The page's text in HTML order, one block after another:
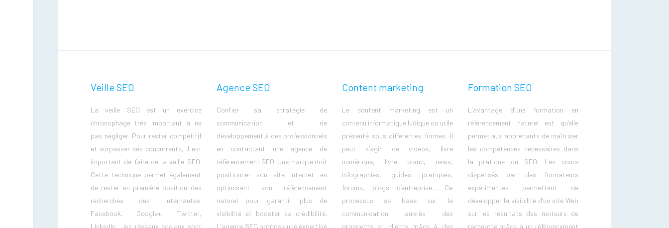
Veille SEO
La veille SEO est un exercice
chronophage très important à ne
pas négliger. Pour rester compétitif
et surpasser ses concurrents, il est
important de faire de la veille SEO.
Cette technique permet également
de rester en première position des
recherches des internautes.
Facebook, Google+, Twitter,
LinkedIn… les réseaux sociaux sont
Agence SEO
Confier sa stratégie de
communication et de
développement à des professionnels
en contactant une agence de
référencement SEO. Une marque doit
positionner son site Internet en
optimisant son référencement
naturel pour garantir plus de
visibilité et booster sa crédibilité.
L’agence SEO propose une expertise
Content marketing
Le content marketing est un
contenu informatique ludique ou utile
présenté sous différentes formes. Il
peut s’agir de vidéos, livre
numérique, livre blanc, news,
infographies, guides pratiques,
forums, blogs d’entreprise… Ce
processus se base sur la
communication auprès des
prospects et clients grâce à des
Formation SEO
L’avantage d’une formation en
référencement naturel est qu’elle
permet aux apprenants de maîtriser
les compétences nécessaires dans
la pratique du SEO. Les cours
dispensés par des formateurs
expérimentés permettent de
développer la visibilité d’un site Web
sur les résultats des moteurs de
recherche grâce à un référencement